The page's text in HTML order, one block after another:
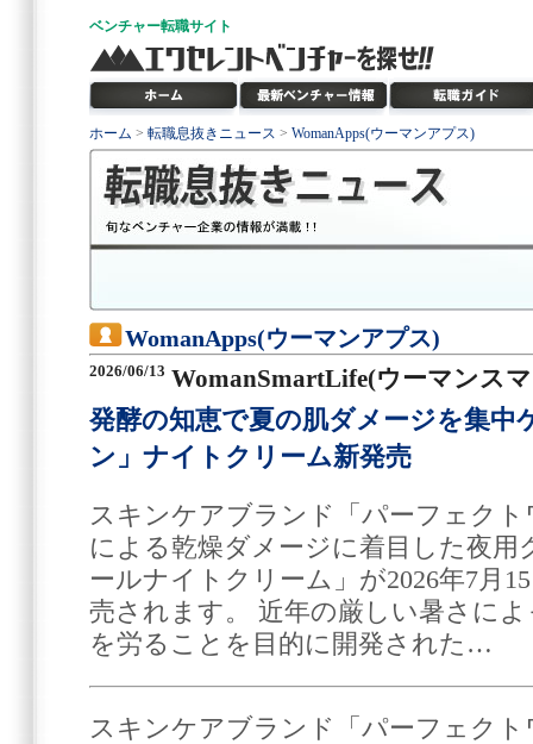
ベンチャー転職サイト
ホーム > 転職息抜きニュース > WomanApps(ウーマンアプス)
WomanApps(ウーマンアプス)
2026/06/13 WomanSmartLife(ウーマンス
発酵の知恵で夏の肌ダメージを集中
ン」ナイトクリーム新発売
スキンケアブランド「パーフェク
による乾燥ダメージに着目した夜用
ールナイトクリーム」が2026年7月
売されます。 近年の厳しい暑さに
を労ることを目的に開発された…
スキンケアブランド「パーフェク